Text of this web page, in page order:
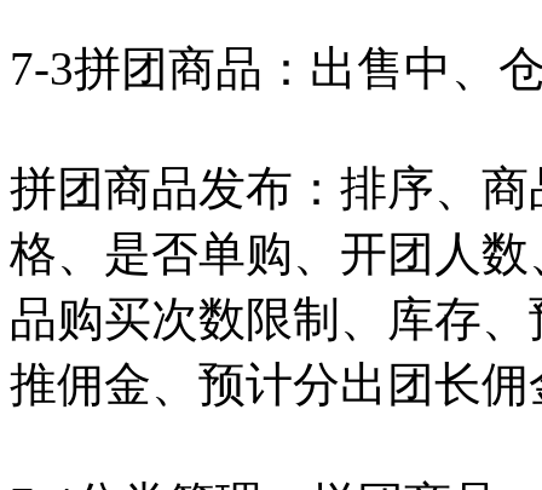
7-3拼团商品：出售中、
拼团商品发布：排序、
格、是否单购、开团人
品购买次数限制、库存
推佣金、预计分出团长